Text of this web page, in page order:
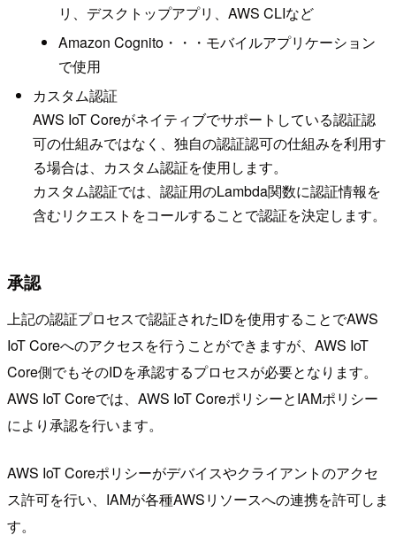
リ、デスクトップアプリ、AWS CLIなど
Amazon Cognito・・・モバイルアプリケーション
で使用
カスタム認証
AWS IoT Coreがネイティブでサポートしている認証認
可の仕組みではなく、独自の認証認可の仕組みを利用す
る場合は、カスタム認証を使用します。
カスタム認証では、認証用のLambda関数に認証情報を
含むリクエストをコールすることで認証を決定します。
承認
上記の認証プロセスで認証されたIDを使用することでAWS
IoT Coreへのアクセスを行うことができますが、AWS IoT
Core側でもそのIDを承認するプロセスが必要となります。
AWS IoT Coreでは、AWS IoT CoreポリシーとIAMポリシー
により承認を行います。
AWS IoT Coreポリシーがデバイスやクライアントのアクセ
ス許可を行い、IAMが各種AWSリソースへの連携を許可しま
す。